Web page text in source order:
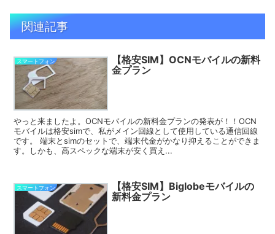
関連記事
スマートフォン
【格安SIM】OCNモバイルの新料
金プラン
やっと来ましたよ。OCNモバイルの新料金プランの発表が！！OCN
モバイルは格安simで、私がメイン回線として使用している通信回線
です。 端末とsimのセットで、端末代金がかなり抑えることができま
す。しかも、高スペックな端末が安く買え...
スマートフォン
【格安SIM】Biglobeモバイルの
新料金プラン